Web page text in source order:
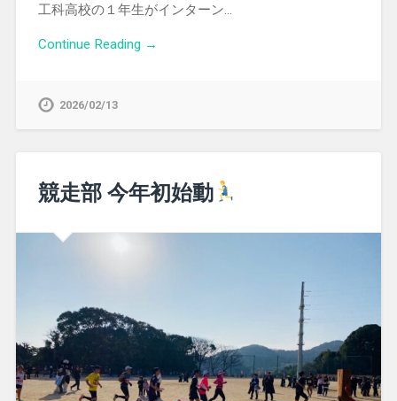
工科高校の１年生がインターン…
Continue Reading →
2026/02/13
競走部 今年初始動